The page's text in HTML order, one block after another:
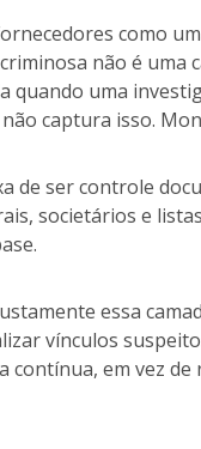
como
não é uma
uma
captura isso.
de ser controle
societários e
essa
vínculos
em vez